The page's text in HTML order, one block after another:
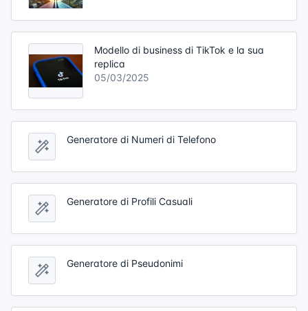
Modello di business di TikTok e la sua
replica
05/03/2025
Generatore di Numeri di Telefono
Generatore di Profili Casuali
Generatore di Pseudonimi